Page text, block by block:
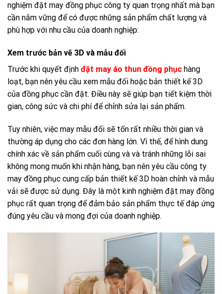
nghiệm đặt may đồng phục công ty quan trọng nhất mà bạn
cần nắm vững để có được những sản phẩm chất lượng và
phù hợp với nhu cầu của doanh nghiệp:
Xem trước bản vẽ 3D và mẫu đối
Trước khi quyết định đặt may áo thun đồng phục hàng
loạt, bạn nên yêu cầu xem mẫu đối hoặc bản thiết kế 3D
của đồng phục cần đặt. Điều này sẽ giúp bạn tiết kiệm thời
gian, công sức và chi phí để chỉnh sửa lại sản phẩm.
Tuy nhiên, việc may mẫu đối sẽ tốn rất nhiều thời gian và
thường áp dụng cho các đơn hàng lớn. Vì thế, để hình dung
chính xác về sản phẩm cuối cùng và và tránh những lỗi sai
không mong muốn khi nhận hàng, bạn nên yêu cầu công ty
may đồng phục cung cấp bản thiết kế 3D hoàn chỉnh và mẫu
vải sẽ được sử dụng. Đây là một kinh nghiệm đặt may đồng
phục rất quan trọng để đảm bảo sản phẩm thực tế đáp ứng
đúng yêu cầu và mong đợi của doanh nghiệp.